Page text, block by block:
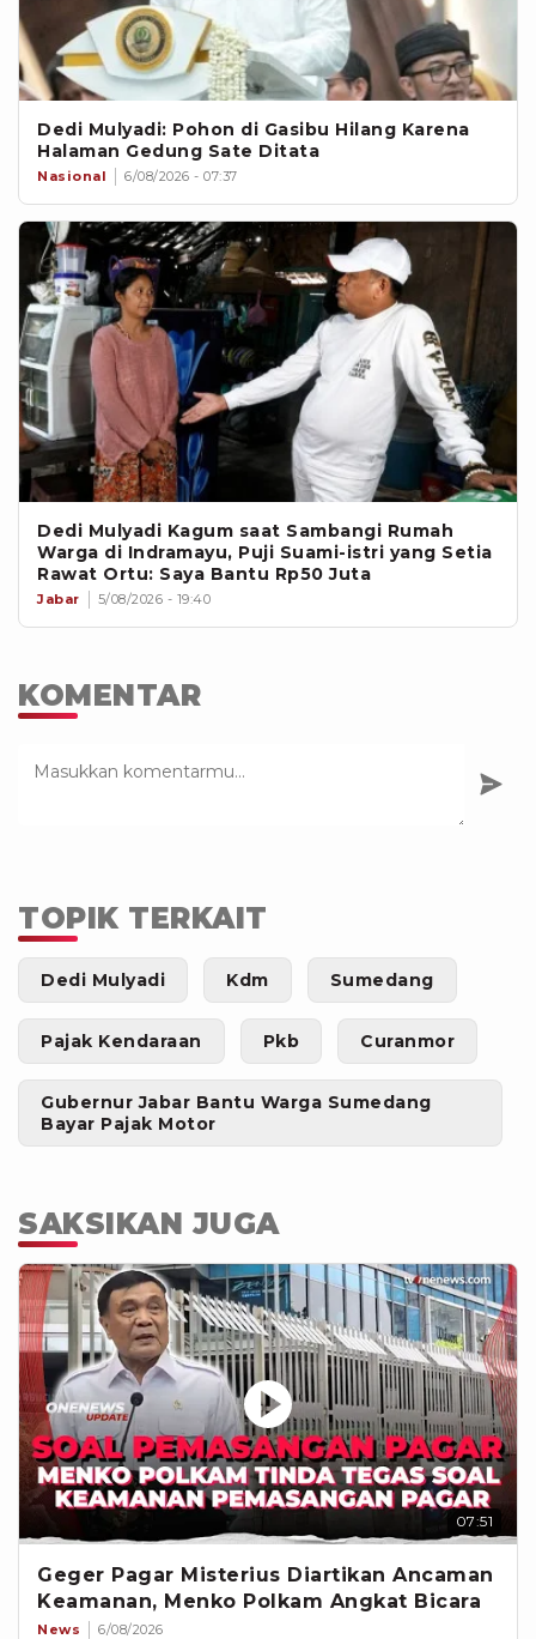
Dedi Mulyadi: Pohon di Gasibu Hilang Karena
Halaman Gedung Sate Ditata
Nasional 6/08/2026 - 07:37
Dedi Mulyadi Kagum saat Sambangi Rumah
Warga di Indramayu, Puji Suami-istri yang Setia
Rawat Ortu: Saya Bantu Rp50 Juta
Jabar 5/08/2026 - 19:40
KOMENTAR
TOPIK TERKAIT
Dedi Mulyadi Kdm Sumedang
Pajak Kendaraan Pkb Curanmor
Gubernur Jabar Bantu Warga Sumedang
Bayar Pajak Motor
SAKSIKAN JUGA
07:51
Geger Pagar Misterius Diartikan Ancaman
Keamanan, Menko Polkam Angkat Bicara
News 6/08/2026